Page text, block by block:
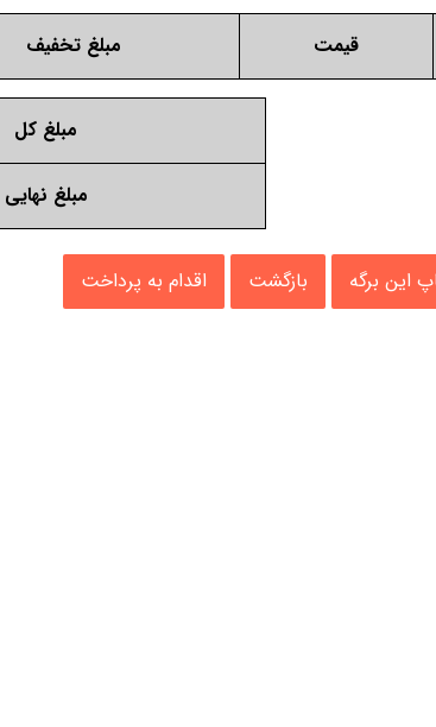
قیمت مبلغ تخفیف
مبلغ کل
مبلغ نهایی
این برگه بازگشت اقدام به پرداخت